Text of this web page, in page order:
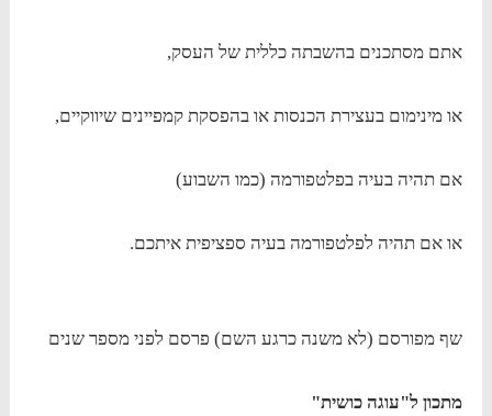
אתם מסתכנים בהשבתה כללית של העסק,
או מינימום בעצירת הכנסות או בהפסקת קמפיינים שיווקיים,
אם תהיה בעיה בפלטפורמה (כמו השבוע)
או אם תהיה לפלטפורמה בעיה ספציפית איתכם.
שף מפורסם (לא משנה כרגע השם) פרסם לפני מספר שנים
מתכון ל"עוגה כושית"